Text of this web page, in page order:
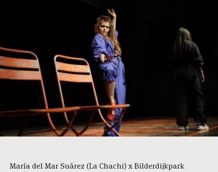
María del Mar Suárez (La Chachi) x Bilderdijkpark